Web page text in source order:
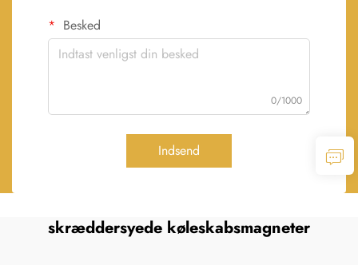
Besked
0/1000
Indsend
skræddersyede køleskabsmagneter